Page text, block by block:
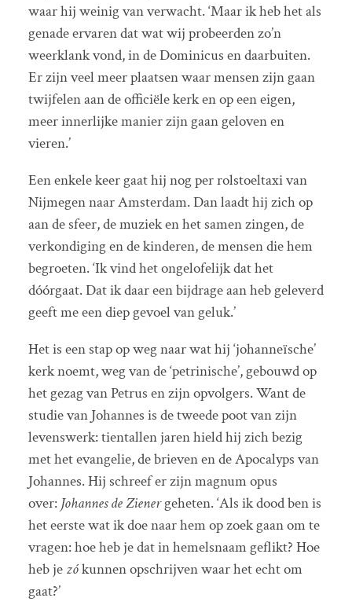
waar hij weinig van verwacht. ‘Maar ik heb het als
genade ervaren dat wat wij probeerden zo’n
weerklank vond, in de Dominicus en daarbuiten.
Er zijn veel meer plaatsen waar mensen zijn gaan
twijfelen aan de officiële kerk en op een eigen,
meer innerlijke manier zijn gaan geloven en
vieren.’
Een enkele keer gaat hij nog per rolstoeltaxi van
Nijmegen naar Amsterdam. Dan laadt hij zich op
aan de sfeer, de muziek en het samen zingen, de
verkondiging en de kinderen, de mensen die hem
begroeten. ‘Ik vind het ongelofelijk dat het
dóórgaat. Dat ik daar een bijdrage aan heb geleverd
geeft me een diep gevoel van geluk.’
Het is een stap op weg naar wat hij ‘johanneïsche’
kerk noemt, weg van de ‘petrinische’, gebouwd op
het gezag van Petrus en zijn opvolgers. Want de
studie van Johannes is de tweede poot van zijn
levenswerk: tientallen jaren hield hij zich bezig
met het evangelie, de brieven en de Apocalyps van
Johannes. Hij schreef er zijn magnum opus
over: Johannes de Zienergeheten. ‘Als ik dood ben is
het eerste wat ik doe naar hem op zoek gaan om te
vragen: hoe heb je dat in hemelsnaam geflikt? Hoe
heb je zókunnen opschrijven waar het echt om
gaat?’